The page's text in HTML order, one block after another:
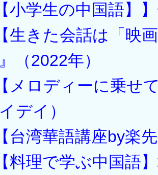
小学生の中国語】
生きた会話は「映
（2022年）
メロディーに乗せ
デイ）
台湾華語講座by楽
料理で学ぶ中国語